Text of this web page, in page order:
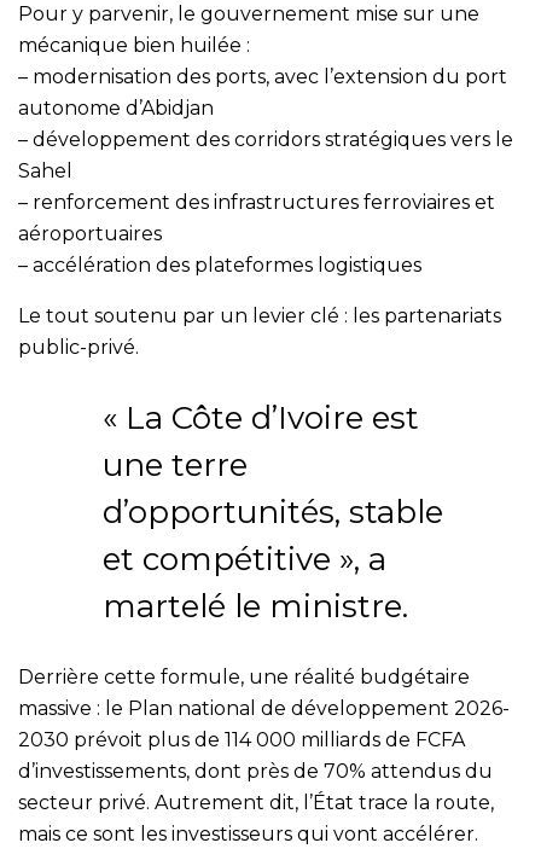
Pour y parvenir, le gouvernement mise sur une
mécanique bien huilée :
– modernisation des ports, avec l’extension du port
autonome d’Abidjan
– développement des corridors stratégiques vers le
Sahel
– renforcement des infrastructures ferroviaires et
aéroportuaires
– accélération des plateformes logistiques
Le tout soutenu par un levier clé : les partenariats
public-privé.
« La Côte d’Ivoire est
une terre
d’opportunités, stable
et compétitive », a
martelé le ministre.
Derrière cette formule, une réalité budgétaire
massive : le Plan national de développement 2026-
2030 prévoit plus de 114 000 milliards de FCFA
d’investissements, dont près de 70% attendus du
secteur privé. Autrement dit, l’État trace la route,
mais ce sont les investisseurs qui vont accélérer.